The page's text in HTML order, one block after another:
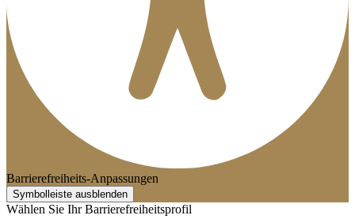
Barrierefreiheits-Anpassungen
Symbolleiste ausblenden
Wählen Sie Ihr Barrierefreiheitsprofil